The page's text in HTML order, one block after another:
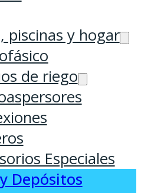
piscinas y hogar
de riego
Especiales
Depósitos